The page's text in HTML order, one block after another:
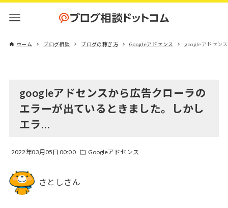
ホーム ブログ相談 ブログの稼ぎ方 Googleアドセンス googleアドセン
googleアドセンスから広告クローラの
エラーが出ているときました。しかし
エラ…
2022年03月05日 00:00 Googleアドセンス
さとしさん